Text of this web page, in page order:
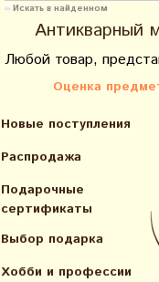
Искать в найденном
Антикварный
Любой товар,
Оценка
Новые поступления
Распродажа
Подарочные
сертификаты
Выбор подарка
Хобби и профессии